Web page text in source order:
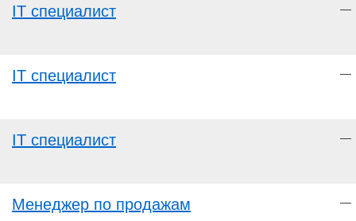
IT специалист —
IT специалист —
IT специалист —
Менеджер по продажам —